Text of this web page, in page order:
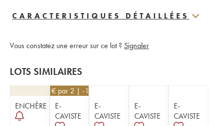
CARACTERISTIQUES DÉTAILLÉES
Vous constatez une erreur sur ce lot ? Signaler
LOTS SIMILAIRES
ENCHÈRE
€ par 2 | -10%
E-
CAVISTE
E-
CAVISTE
E-
CAVISTE
E-
CAVISTE